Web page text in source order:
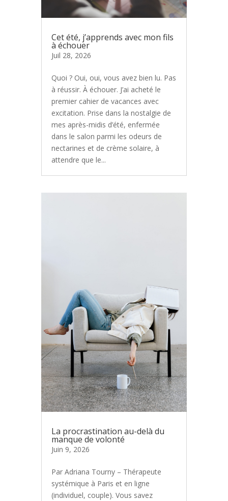
Cet été, j’apprends avec mon fils
à échouer
Juil 28, 2026
Quoi ? Oui, oui, vous avez bien lu. Pas
à réussir. À échouer. J’ai acheté le
premier cahier de vacances avec
excitation. Prise dans la nostalgie de
mes après-midis d’été, enfermée
dans le salon parmi les odeurs de
nectarines et de crème solaire, à
attendre que le...
La procrastination au-delà du
manque de volonté
Juin 9, 2026
Par Adriana Tourny – Thérapeute
systémique à Paris et en ligne
(individuel, couple). Vous savez